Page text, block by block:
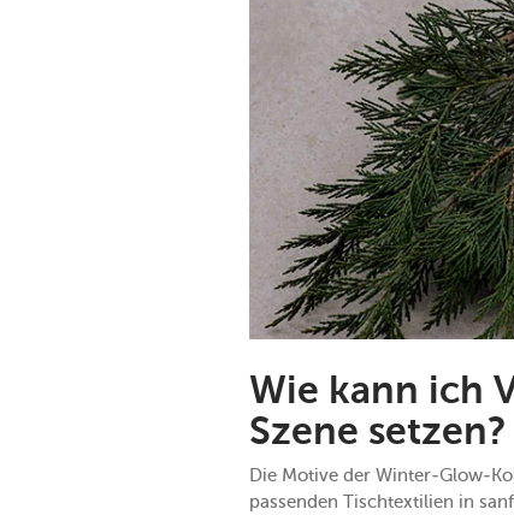
Wie kann ich
Szene setzen?
Die Motive der Winter-Glow-
passenden Tischtextilien in